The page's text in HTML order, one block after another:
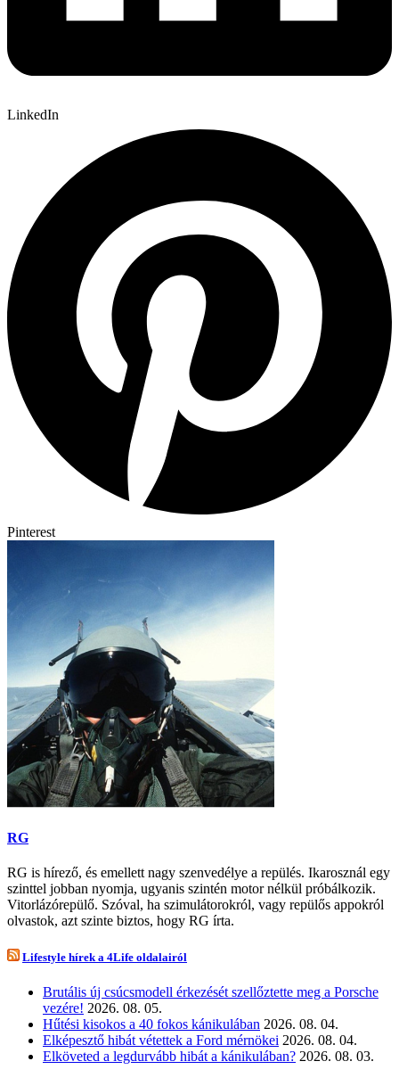
LinkedIn
Pinterest
RG
RG is hírező, és emellett nagy szenvedélye a repülés. Ikarosznál egy
szinttel jobban nyomja, ugyanis szintén motor nélkül próbálkozik.
Vitorlázórepülő. Szóval, ha szimulátorokról, vagy repülős appokról
olvastok, azt szinte biztos, hogy RG írta.
Lifestyle hírek a 4Life oldalairól
Brutális új csúcsmodell érkezését szellőztette meg a Porsche
vezére! 2026. 08. 05.
Hűtési kisokos a 40 fokos kánikulában 2026. 08. 04.
Elképesztő hibát vétettek a Ford mérnökei 2026. 08. 04.
Elköveted a legdurvább hibát a kánikulában? 2026. 08. 03.